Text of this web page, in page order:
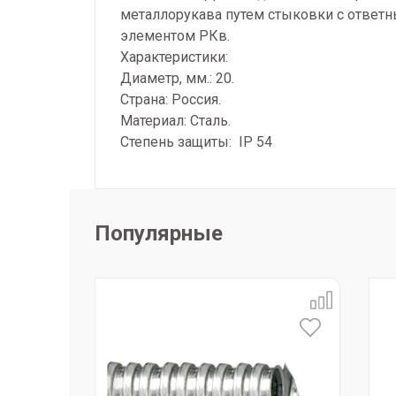
металлорукава путем стыковки с
элементом РКв.
Характеристики:
Диаметр, мм.: 20.
Страна: Россия.
Материал: Сталь.
Степень защиты: IP 54
Популярные